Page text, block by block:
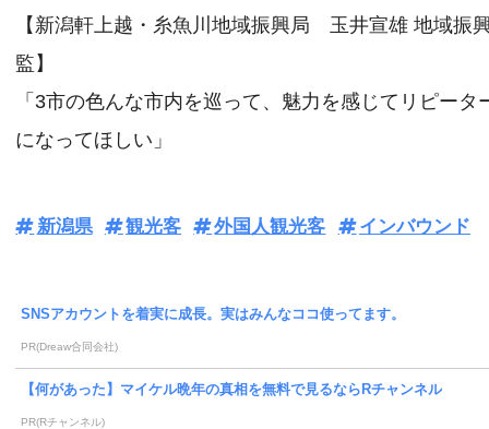
【新潟軒上越・糸魚川地域振興局 玉井宣雄 地域振
監】
「3市の色んな市内を巡って、魅力を感じてリピータ
になってほしい」
新潟県 観光客 外国人観光客 インバウンド
SNSアカウントを着実に成長。実はみんなココ使ってます。
PR(Dreaw合同会社)
【何があった】マイケル晩年の真相を無料で見るならRチャンネル
PR(Rチャンネル)